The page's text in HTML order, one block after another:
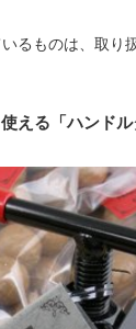
るものは、取り
える「ハンドル